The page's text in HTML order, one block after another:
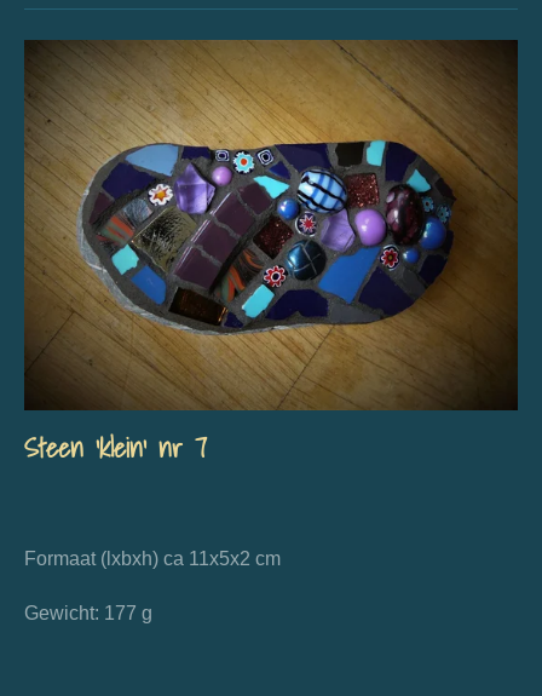
Steen 'klein' nr 7
Formaat (lxbxh) ca 11x5x2 cm
Gewicht: 177 g